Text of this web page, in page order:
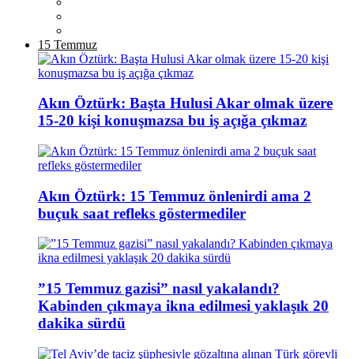
15 Temmuz
Akın Öztürk: Başta Hulusi Akar olmak üzere
15-20 kişi konuşmazsa bu iş açığa çıkmaz
Akın Öztürk: 15 Temmuz önlenirdi ama 2
buçuk saat refleks göstermediler
”15 Temmuz gazisi” nasıl yakalandı?
Kabinden çıkmaya ikna edilmesi yaklaşık 20
dakika sürdü